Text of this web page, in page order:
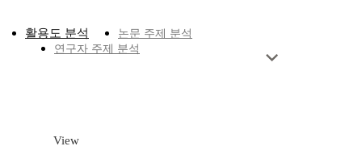
활용도 분석
논문 주제 분석
연구자 주제 분석
View